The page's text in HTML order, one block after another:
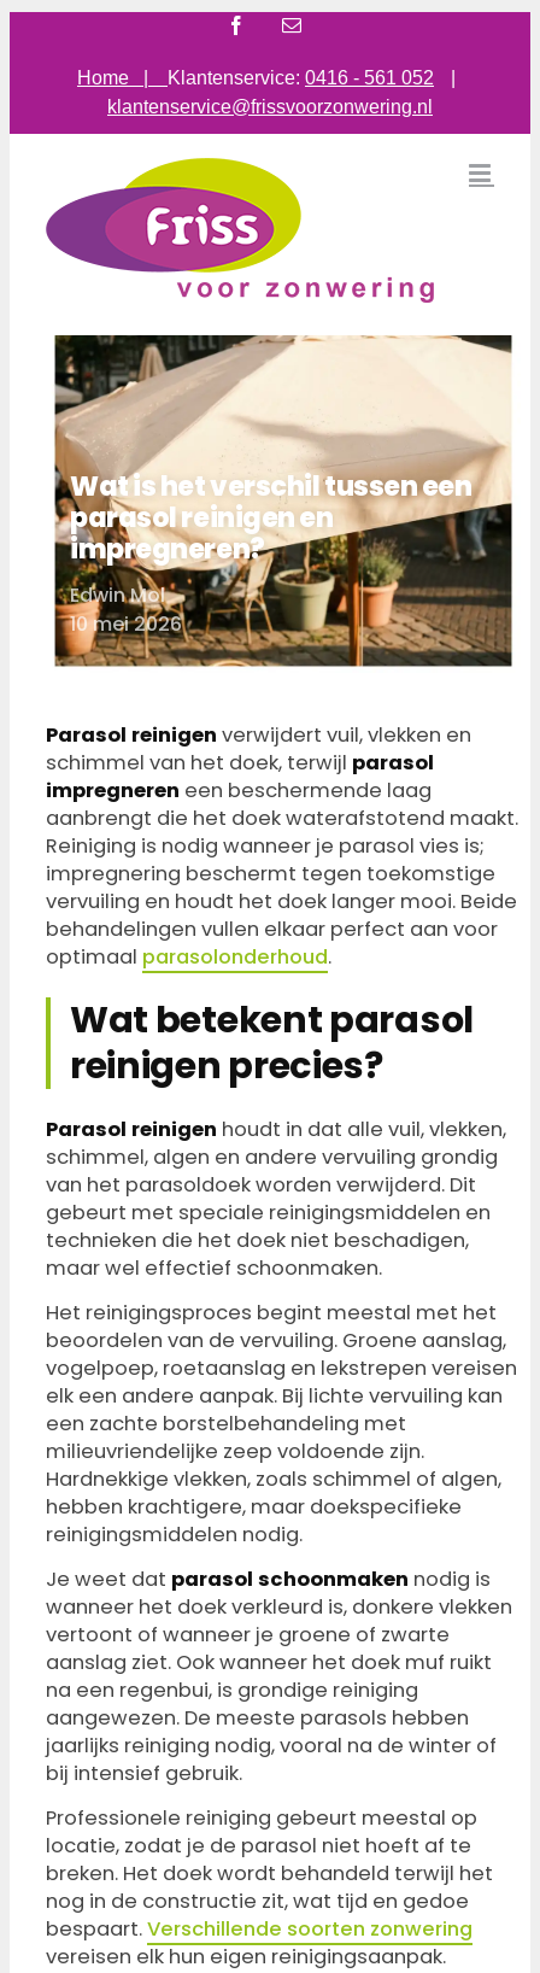
Facebook
E-
Home | Klantenservice: 0416 - 561 052
klantenservice@frissvoorzonwering.nl
Wat is het verschil tussen een
parasol reinigen en
impregneren?
Door
Edwin Mol
10 mei 2026
Parasol reinigen verwijdert vuil, vlekken en
schimmel van het doek, terwijl parasol
impregneren een beschermende laag
aanbrengt die het doek waterafstotend maakt.
Reiniging is nodig wanneer je parasol vies is;
impregnering beschermt tegen toekomstige
vervuiling en houdt het doek langer mooi. Beide
behandelingen vullen elkaar perfect aan voor
optimaal parasolonderhoud.
Wat betekent parasol
reinigen precies?
Parasol reinigen houdt in dat alle vuil, vlekken,
schimmel, algen en andere vervuiling grondig
van het parasoldoek worden verwijderd. Dit
gebeurt met speciale reinigingsmiddelen en
technieken die het doek niet beschadigen,
maar wel effectief schoonmaken.
Het reinigingsproces begint meestal met het
beoordelen van de vervuiling. Groene aanslag,
vogelpoep, roetaanslag en lekstrepen vereisen
elk een andere aanpak. Bij lichte vervuiling kan
een zachte borstelbehandeling met
milieuvriendelijke zeep voldoende zijn.
Hardnekkige vlekken, zoals schimmel of algen,
hebben krachtigere, maar doekspecifieke
reinigingsmiddelen nodig.
Je weet dat parasol schoonmaken nodig is
wanneer het doek verkleurd is, donkere vlekken
vertoont of wanneer je groene of zwarte
aanslag ziet. Ook wanneer het doek muf ruikt
na een regenbui, is grondige reiniging
aangewezen. De meeste parasols hebben
jaarlijks reiniging nodig, vooral na de winter of
bij intensief gebruik.
Professionele reiniging gebeurt meestal op
locatie, zodat je de parasol niet hoeft af te
breken. Het doek wordt behandeld terwijl het
nog in de constructie zit, wat tijd en gedoe
bespaart.Verschillende soorten zonwering
vereisen elk hun eigen reinigingsaanpak.